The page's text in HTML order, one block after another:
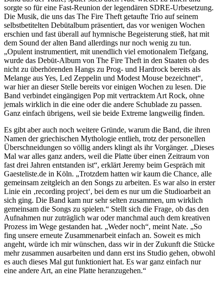
sorgte so für eine Fast-Reunion der legendären SDRE-Urbesetzung.
Die Musik, die uns das The Fire Theft getaufte Trio auf seinem
selbstbetitelten Debütalbum präsentiert, das vor wenigen Wochen
erschien und fast überall auf hymnische Begeisterung stieß, hat mit
dem Sound der alten Band allerdings nur noch wenig zu tun.
„Opulent instrumentiert, mit unendlich viel emotionalem Tiefgang,
wurde das Debüt-Album von The Fire Theft in den Staaten ob des
nicht zu überhörenden Hangs zu Prog- und Hardrock bereits als
Melange aus Yes, Led Zeppelin und Modest Mouse bezeichnet“,
war hier an dieser Stelle bereits vor einigen Wochen zu lesen. Die
Band verbindet eingängigen Pop mit vertracktem Art Rock, ohne
jemals wirklich in die eine oder die andere Schublade zu passen.
Ganz einfach übrigens, weil sie beide Extreme langweilig finden.
Es gibt aber auch noch weitere Gründe, warum die Band, die ihren
Namen der griechischen Mythologie entlieh, trotz der personellen
Überschneidungen so völlig anders klingt als ihr Vorgänger. „Dieses
Mal war alles ganz anders, weil die Platte über einen Zeitraum von
fast drei Jahren entstanden ist“, erklärt Jeremy beim Gespräch mit
Gaesteliste.de in Köln. „Trotzdem hatten wir kaum die Chance, alle
gemeinsam zeitgleich an den Songs zu arbeiten. Es war also in erster
Linie ein ‚recording project‘, bei dem es nur um die Studioarbeit an
sich ging. Die Band kam nur sehr selten zusammen, um wirklich
gemeinsam die Songs zu spielen.“ Stellt sich die Frage, ob das den
Aufnahmen nur zuträglich war oder manchmal auch dem kreativen
Prozess im Wege gestanden hat. „Weder noch“, meint Nate. „So
fing unsere erneute Zusammenarbeit einfach an. Soweit es mich
angeht, würde ich mir wünschen, dass wir in der Zukunft die Stücke
mehr zusammen ausarbeiten und dann erst ins Studio gehen, obwohl
es auch dieses Mal gut funktioniert hat. Es war ganz einfach nur
eine andere Art, an eine Platte heranzugehen.“